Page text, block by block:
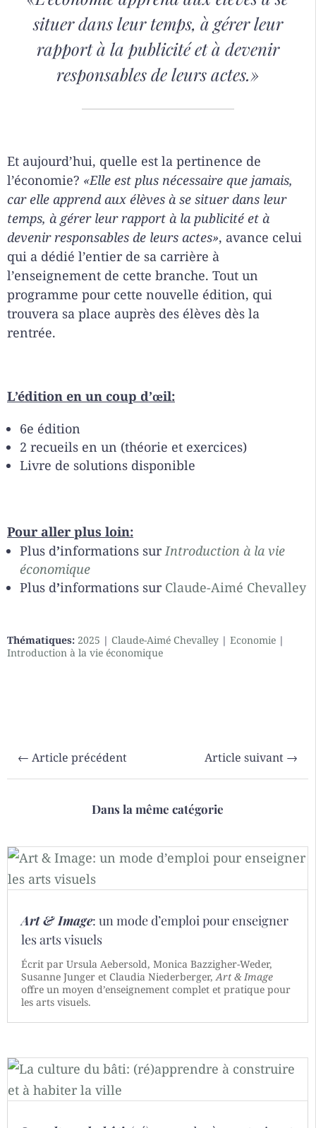
situer dans leur temps, à gérer leur
rapport à la publicité et à devenir
responsables de leurs actes.»
Et aujourd’hui, quelle est la pertinence de
l’économie? «Elle est plus nécessaire que jamais,
car elle apprend aux élèves à se situer dans leur
temps, à gérer leur rapport à la publicité et à
devenir responsables de leurs actes», avance celui
qui a dédié l’entier de sa carrière à
l’enseignement de cette branche. Tout un
programme pour cette nouvelle édition, qui
trouvera sa place auprès des élèves dès la
rentrée.
L’édition en un coup d’œil:
6e édition
2 recueils en un (théorie et exercices)
Livre de solutions disponible
Pour aller plus loin:
Plus d’informations surIntroduction à la vie
économique
Plus d’informations sur Claude-Aimé Chevalley
Thématiques: 2025 | Claude-Aimé Chevalley | Economie |
Introduction à la vie économique
← Article précédent Article suivant →
Dans la même catégorie
Art & Image: un mode d’emploi pour enseigner
les arts visuels
Écrit par Ursula Aebersold, Monica Bazzigher-Weder,
Susanne Junger et Claudia Niederberger,Art & Image
offre un moyen d’enseignement complet et pratique pour
les arts visuels.